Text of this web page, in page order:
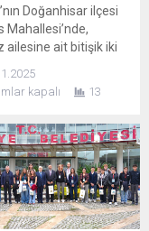
Doğanhisar ilçesi
Mahallesi’nde,
ailesine ait bitişik iki
büyük korku
Yangında can kaybı
alevlere hızla
eden ekipler,
çevredeki yapılara
önleyerek olası
önüne geçti.
iki kişi dumandan
kapalı
13